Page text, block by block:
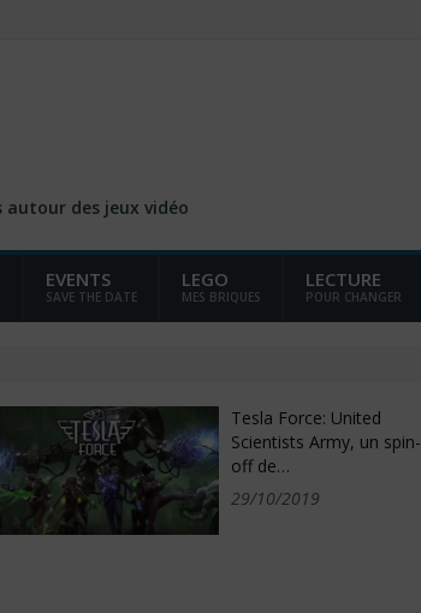
autour des jeux vidéo
EVENTS
SAVE THE DATE
LEGO
MES BRIQUES
LECTURE
POUR CHANGER
Tesla Force: United
Scientists Army, un spin-
off de…
29/10/2019